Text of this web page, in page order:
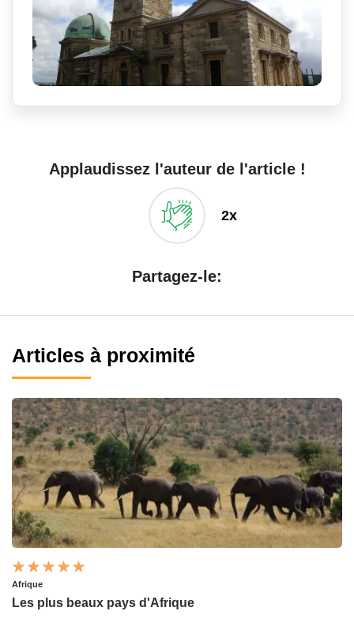
Applaudissez l'auteur de l'article !
2x
Partagez-le:
Articles à proximité
Afrique
Les plus beaux pays d'Afrique